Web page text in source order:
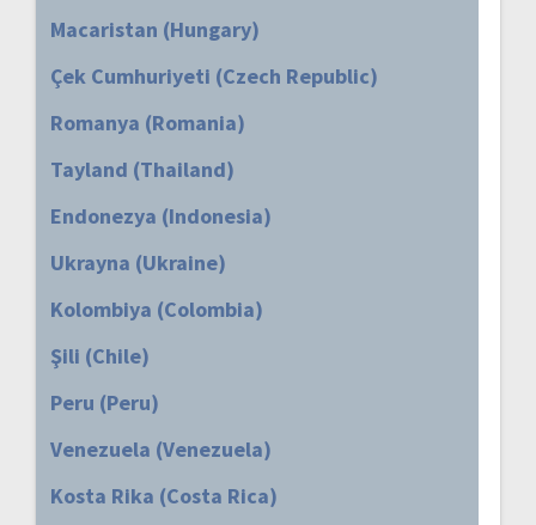
Macaristan (Hungary)
Çek Cumhuriyeti (Czech Republic)
Romanya (Romania)
Tayland (Thailand)
Endonezya (Indonesia)
Ukrayna (Ukraine)
Kolombiya (Colombia)
Şili (Chile)
Peru (Peru)
Venezuela (Venezuela)
Kosta Rika (Costa Rica)